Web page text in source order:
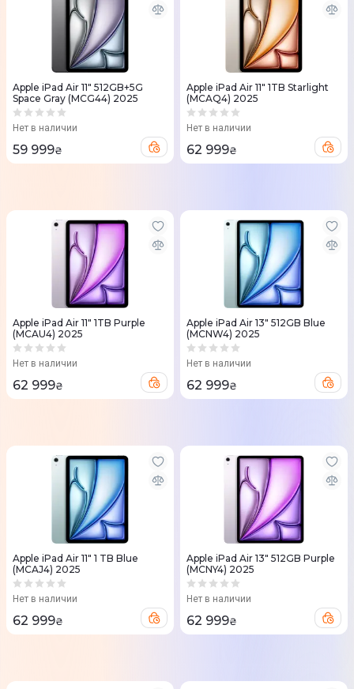
Apple iPad Air 11" 512GB+5G
Space Gray (MCG44) 2025
Нет в наличии
59 999₴
Apple iPad Air 11" 1TB Starlight
(MCAQ4) 2025
Нет в наличии
62 999₴
Apple iPad Air 11" 1TB Purple
(MCAU4) 2025
Нет в наличии
62 999₴
Apple iPad Air 13" 512GB Blue
(MCNW4) 2025
Нет в наличии
62 999₴
Apple iPad Air 11" 1 TB Blue
(MCAJ4) 2025
Нет в наличии
62 999₴
Apple iPad Air 13" 512GB Purple
(MCNY4) 2025
Нет в наличии
62 999₴